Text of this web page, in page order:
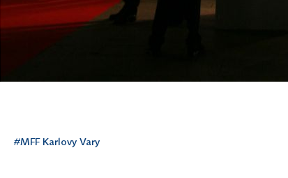
#MFF Karlovy Vary